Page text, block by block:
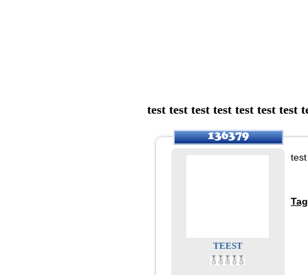
test test test test test test test
TEEST
Tag